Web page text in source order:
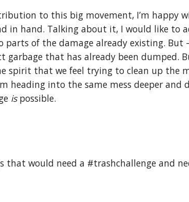
to this big movement, I’m happy
in hand. Talking about it, I would like
of the damage already existing. But
garbage that has already been dumped.
that we feel trying to clean up the
heading into the same mess deeper and
is possible.
that would need a #trashchallenge and